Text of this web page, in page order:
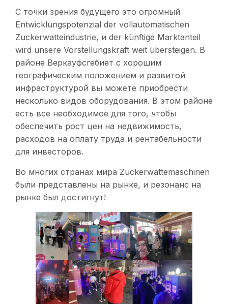
С точки зрения будущего это огромный
Entwicklungspotenzial der vollautomatischen
Zuckerwatteindustrie, и der künftige Marktanteil
wird unsere Vorstellungskraft weit übersteigen. В
районе Веркауфсгебиет с хорошим
географическим положением и развитой
инфраструктурой вы можете приобрести
несколько видов оборудования. В этом районе
есть все необходимое для того, чтобы
обеспечить рост цен на недвижимость,
расходов на оплату труда и рентабельности
для инвесторов.
Во многих странах мира Zuckerwattemaschinen
были представлены на рынке, и резонанс на
рынке был достигнут!